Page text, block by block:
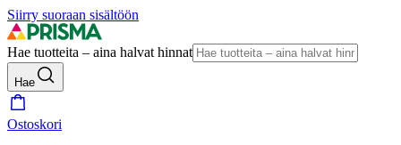
Siirry suoraan sisältöön
Hae tuotteita – aina halvat hinnat
Hae
Ostoskori